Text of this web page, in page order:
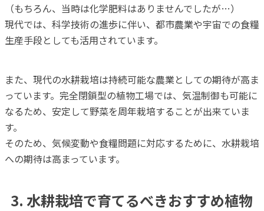
（もちろん、当時は化学肥料はありませんでしたが…）
現代では、科学技術の進歩に伴い、都市農業や宇宙での食糧
生産手段としても活用されています。
また、現代の水耕栽培は持続可能な農業としての期待が高ま
っています。完全閉鎖型の植物工場では、気温制御も可能に
なるため、安定して野菜を周年栽培することが出来ていま
す。
そのため、気候変動や食糧問題に対応するために、水耕栽培
への期待は高まっています。
3. 水耕栽培で育てるべきおすすめ植物